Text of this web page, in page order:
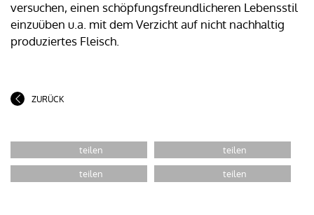
versuchen, einen schöpfungsfreundlicheren Lebensstil
einzuüben u.a. mit dem Verzicht auf nicht nachhaltig
produziertes Fleisch.
ZURÜCK